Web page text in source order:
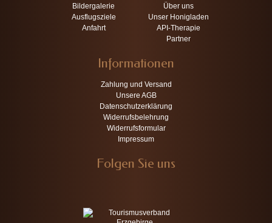
Bildergalerie
Ausflugsziele
Anfahrt
Über uns
Unser Honigladen
API-Therapie
Partner
Informationen
Zahlung und Versand
Unsere AGB
Datenschutzerklärung
Widerrufsbelehrung
Widerrufsformular
Impressum
Folgen Sie uns